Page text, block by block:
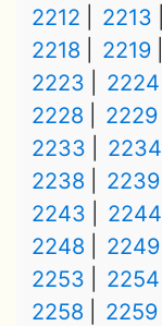
2212
2213
2218
2219
2223
2224
2228
2229
2233
2234
2238
2239
2243
2244
2248
2249
2253
2254
2258
2259